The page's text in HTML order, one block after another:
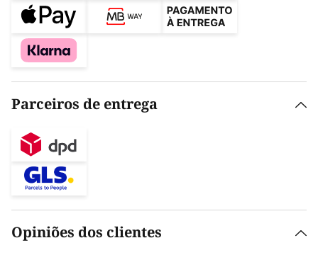
Parceiros de entrega
Opiniões dos clientes